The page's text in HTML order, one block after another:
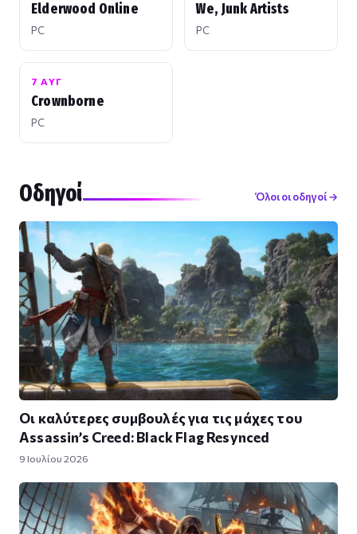
Elderwood Online
PC
We, Junk Artists
PC
7 ΑΥΓ
Crownborne
PC
Οδηγοί Όλοι οι οδηγοί →
Οι καλύτερες συμβουλές για τις μάχες του
Assassin’s Creed: Black Flag Resynced
9 Ιουλίου 2026